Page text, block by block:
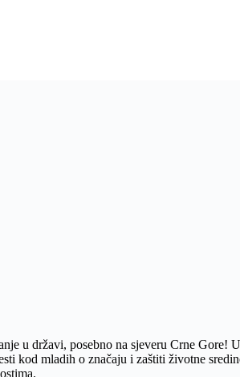
u državi, posebno na sjeveru Crne Gore!
kod mladih o značaju i zaštiti životne